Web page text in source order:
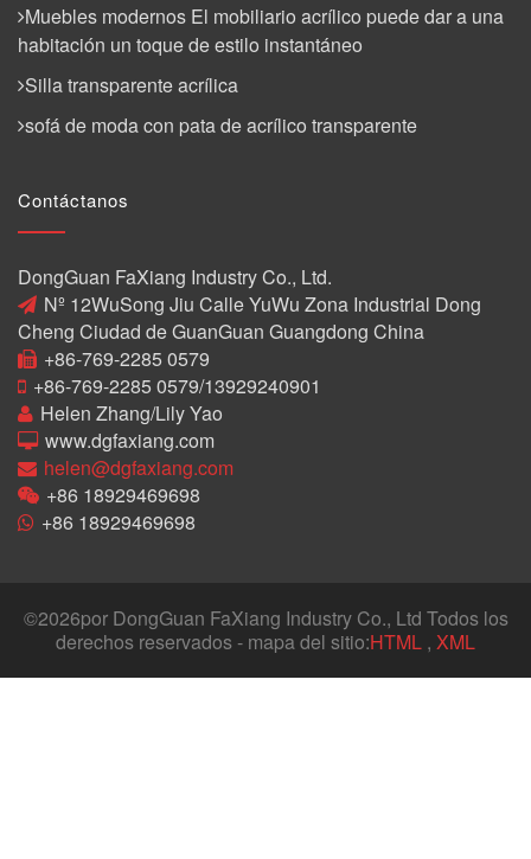
Muebles modernos El mobiliario acrílico puede dar a una
habitación un toque de estilo instantáneo
Silla transparente acrílica
sofá de moda con pata de acrílico transparente
Contáctanos
DongGuan FaXiang Industry Co., Ltd.
Nº 12WuSong Jiu Calle YuWu Zona Industrial Dong
Cheng Ciudad de GuanGuan Guangdong China
+86-769-2285 0579
+86-769-2285 0579/13929240901
Helen Zhang/Lily Yao
www.dgfaxiang.com
helen@dgfaxiang.com
+86 18929469698
+86 18929469698
©2026por DongGuan FaXiang Industry Co., Ltd Todos los
derechos reservados - mapa del sitio:HTML , XML